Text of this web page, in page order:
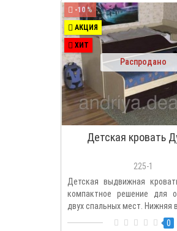
-10 %
АКЦИЯ
ХИТ
Распродано
Детская кровать
225-1
Детская выдвижная
компактное решение для
двух спальных мест. Нижняя в..
0